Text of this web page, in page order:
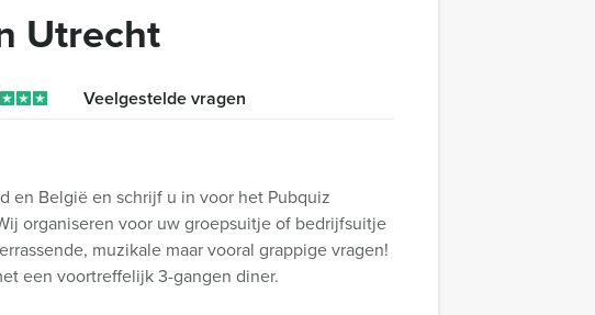
Utrecht
Veelgestelde vragen
en België en schrijf u in voor het Pubquiz
organiseren voor uw groepsuitje of bedrijfsuitje
muzikale maar vooral grappige vragen!
een voortreffelijk 3-gangen diner.